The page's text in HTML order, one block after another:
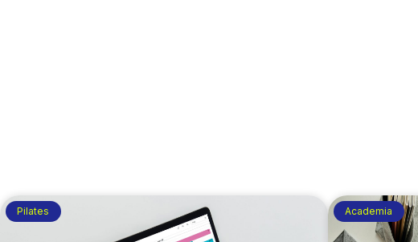
Pilates Academia